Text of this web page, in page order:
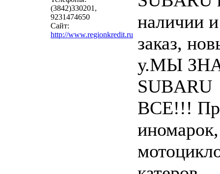
(3842)330201,
9231474650
Сайт:
http://www.regionkredit.ru
наличии
заказ,
у.МЫ
SUBARU
ВСЕ!!!
иномарок,